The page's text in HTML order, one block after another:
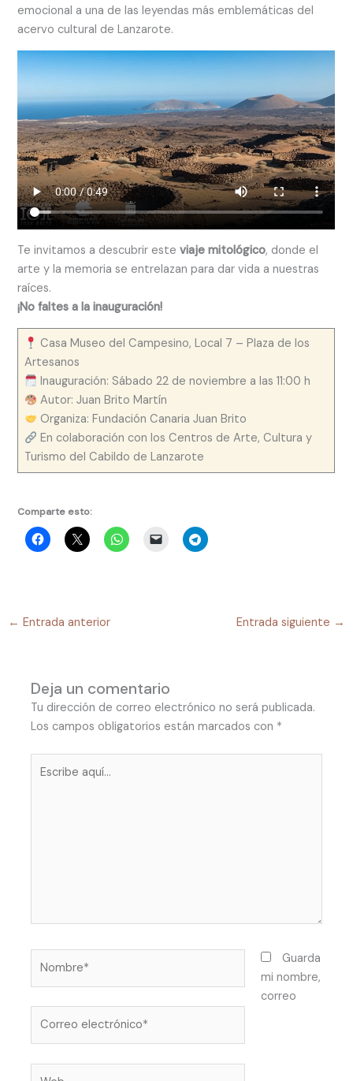
emocional a una de las leyendas más emblemáticas del
acervo cultural de Lanzarote.
Te invitamos a descubrir esteviaje mitológico, donde el
arte y la memoria se entrelazan para dar vida a nuestras
raíces.
¡No faltes a la inauguración!
Casa Museo del Campesino, Local 7 – Plaza de los
Artesanos
Inauguración: Sábado 22 de noviembre a las 11:00 h
Autor: Juan Brito Martín
Organiza: Fundación Canaria Juan Brito
En colaboración con los Centros de Arte, Cultura y
Turismo del Cabildo de Lanzarote
Comparte esto:
← Entrada anterior Entrada siguiente →
Deja un comentario
Tu dirección de correo electrónico no será publicada.
Los campos obligatorios están marcados con *
aquí...
Guarda
mi nombre,
correo